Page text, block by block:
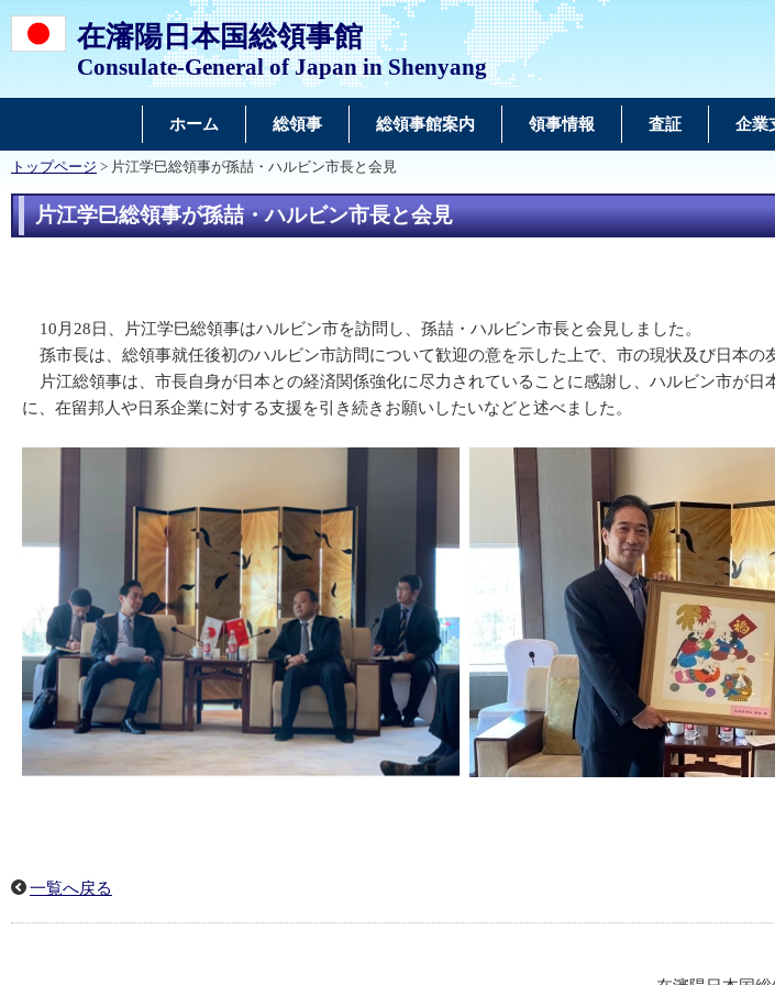
在瀋陽日本国総領事館
Consulate-General of Japan in Shenyang
ホーム 総領事 総領事館案内 領事情報 査証 企業
トップページ > 片江学巳総領事が孫喆・ハルビン市長と会見
片江学巳総領事が孫喆・ハルビン市長と会見
10月28日、片江学巳総領事はハルビン市を訪問し、孫喆・ハルビン市長と会見しました。
孫市長は、総領事就任後初のハルビン市訪問について歓迎の意を示した上で、市の現状及び日本の
片江総領事は、市長自身が日本との経済関係強化に尽力されていることに感謝し、ハルビン市が
に、在留邦人や日系企業に対する支援を引き続きお願いしたいなどと述べました。
一覧へ戻る